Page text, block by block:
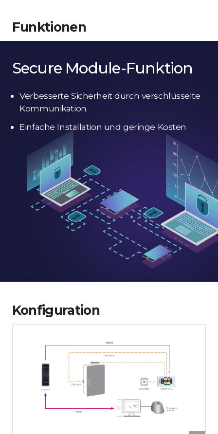
Funktionen
Secure Module-Funktion
Verbesserte Sicherheit durch verschlüsselte
Kommunikation
Einfache Installation und geringe Kosten
Konfiguration